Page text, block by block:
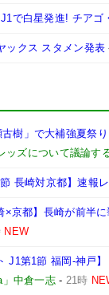
で白星発進! チアゴ
ックス スタメン発表
古樹」で大補強夏祭
ッズについて議論す
節 長崎対京都】速報
×京都】長崎が前半
NEW
J1第1節 福岡-神戸
」中倉一志- 21時